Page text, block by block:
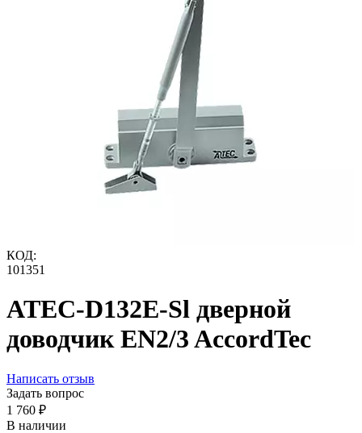
КОД:
101351
ATEC-D132E-Sl дверной
доводчик EN2/3 AccordTec
Написать отзыв
Задать вопрос
1 760 ₽
В наличии